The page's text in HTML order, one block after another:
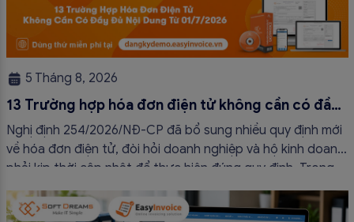
5 Tháng 8, 2026
13 Trường hợp hóa đơn điện tử không cần có đầy
đủ nội dung từ 01/7/2026
Nghị định 254/2026/NĐ-CP đã bổ sung nhiều quy định mới
về hóa đơn điện tử, đòi hỏi doanh nghiệp và hộ kinh doanh
phải kịp thời cập nhật để thực hiện đúng quy định. Trong
bài viết này, hóa đơn điện tử EasyInvoice sẽ chia sẻ 13
trường hợp hóa đơn điện tử không cần […]